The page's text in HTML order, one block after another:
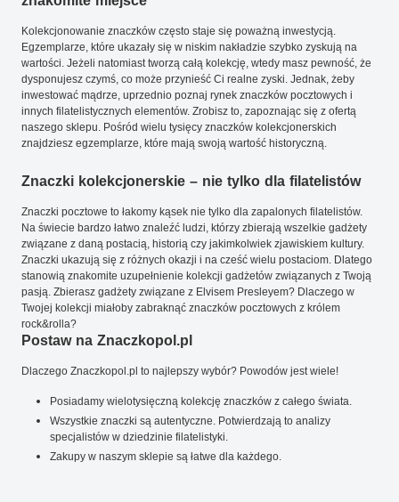
Kolekcjonowanie znaczków często staje się poważną inwestycją.
Egzemplarze, które ukazały się w niskim nakładzie szybko zyskują na
wartości. Jeżeli natomiast tworzą całą kolekcję, wtedy masz pewność, że
dysponujesz czymś, co może przynieść Ci realne zyski. Jednak, żeby
inwestować mądrze, uprzednio poznaj rynek znaczków pocztowych i
innych filatelistycznych elementów. Zrobisz to, zapoznając się z ofertą
naszego sklepu. Pośród wielu tysięcy znaczków kolekcjonerskich
znajdziesz egzemplarze, które mają swoją wartość historyczną.
Znaczki kolekcjonerskie – nie tylko dla filatelistów
Znaczki pocztowe to łakomy kąsek nie tylko dla zapalonych filatelistów.
Na świecie bardzo łatwo znaleźć ludzi, którzy zbierają wszelkie gadżety
związane z daną postacią, historią czy jakimkolwiek zjawiskiem kultury.
Znaczki ukazują się z różnych okazji i na cześć wielu postaciom. Dlatego
stanowią znakomite uzupełnienie kolekcji gadżetów związanych z Twoją
pasją. Zbierasz gadżety związane z Elvisem Presleyem? Dlaczego w
Twojej kolekcji miałoby zabraknąć znaczków pocztowych z królem
rock&rolla?
Postaw na Znaczkopol.pl
Dlaczego Znaczkopol.pl to najlepszy wybór? Powodów jest wiele!
Posiadamy wielotysięczną kolekcję znaczków z całego świata.
Wszystkie znaczki są autentyczne. Potwierdzają to analizy
specjalistów w dziedzinie filatelistyki.
Zakupy w naszym sklepie są łatwe dla każdego.